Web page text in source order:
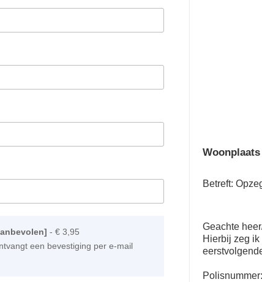
-€ 3,95
een bevestiging per e-mail
Woonplaats
Betreft:
Geachte
Hierbij zeg
Polisnummer